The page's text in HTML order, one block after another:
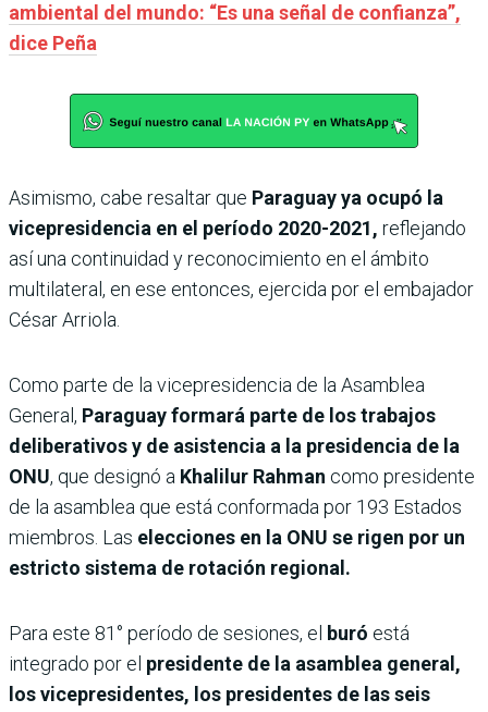
ambiental del mundo: “Es una señal de confianza”,
dice Peña
Asimismo, cabe resaltar que Paraguay ya ocupó la
vicepresidencia en el período 2020-2021, reflejando
así una continuidad y reconocimiento en el ámbito
multilateral, en ese entonces, ejercida por el embajador
César Arriola.
Como parte de la vicepresidencia de la Asamblea
General, Paraguay formará parte de los trabajos
deliberativos y de asistencia a la presidencia de la
ONU, que designó a Khalilur Rahman como presidente
de la asamblea que está conformada por 193 Estados
miembros. Las elecciones en la ONU se rigen por un
estricto sistema de rotación regional.
Para este 81° período de sesiones, el buró está
integrado por el presidente de la asamblea general,
los vicepresidentes, los presidentes de las seis